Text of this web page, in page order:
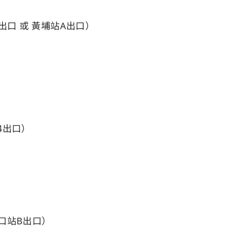
或 黃埔站A出口）
口）
​B出口）